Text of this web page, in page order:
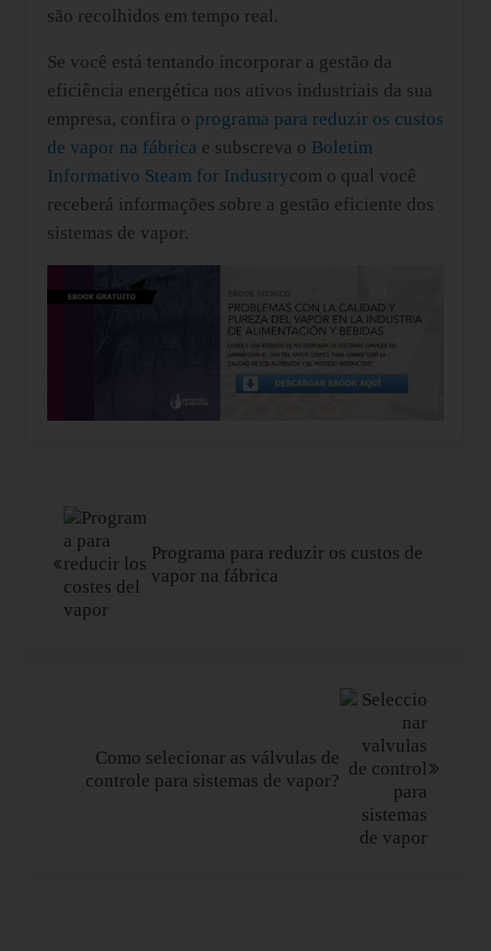
são recolhidos em tempo real.
Se você está tentando incorporar a gestão da
eficiência energética nos ativos industriais da sua
empresa, confira o programa para reduzir os custos
de vapor na fábrica e subscreva o Boletim
Informativo Steam for Industrycom o qual você
receberá informações sobre a gestão eficiente dos
sistemas de vapor.
Programa para reduzir os custos de
vapor na fábrica
Como selecionar as válvulas de
controle para sistemas de vapor?